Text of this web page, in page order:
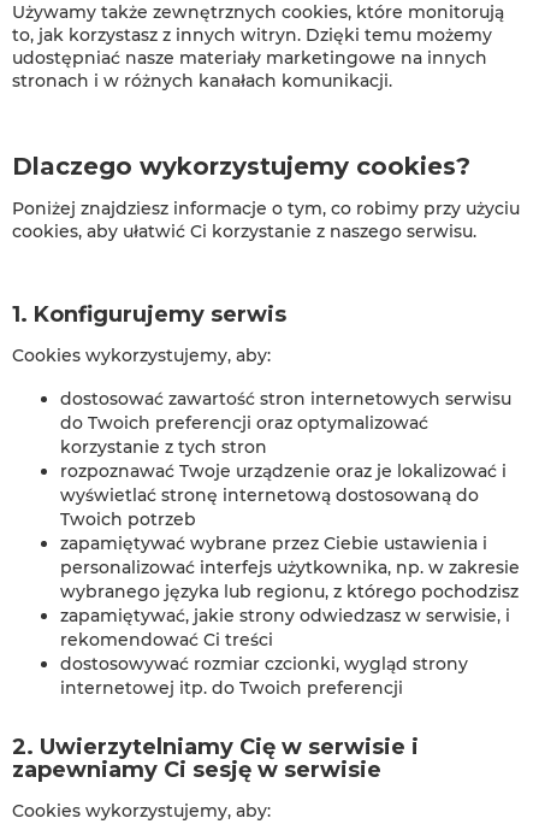
Używamy także zewnętrznych cookies, które monitorują
to, jak korzystasz z innych witryn. Dzięki temu możemy
udostępniać nasze materiały marketingowe na innych
stronach i w różnych kanałach komunikacji.
Dlaczego wykorzystujemy cookies?
Poniżej znajdziesz informacje o tym, co robimy przy użyciu
cookies, aby ułatwić Ci korzystanie z naszego serwisu.
1. Konfigurujemy serwis
Cookies wykorzystujemy, aby:
dostosować zawartość stron internetowych serwisu
do Twoich preferencji oraz optymalizować
korzystanie z tych stron
rozpoznawać Twoje urządzenie oraz je lokalizować i
wyświetlać stronę internetową dostosowaną do
Twoich potrzeb
zapamiętywać wybrane przez Ciebie ustawienia i
personalizować interfejs użytkownika, np. w zakresie
wybranego języka lub regionu, z którego pochodzisz
zapamiętywać, jakie strony odwiedzasz w serwisie, i
rekomendować Ci treści
dostosowywać rozmiar czcionki, wygląd strony
internetowej itp. do Twoich preferencji
2. Uwierzytelniamy Cię w serwisie i
zapewniamy Ci sesję w serwisie
Cookies wykorzystujemy, aby: